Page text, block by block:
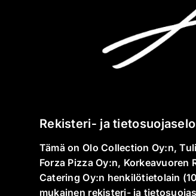
Rekisteri‐ ja
Tämä on Olo Collection Oy:n,
Forza Pizza Oy:n, Korkeavuoren
Catering Oy:n henkilötietolain
mukainen rekisteri- ja